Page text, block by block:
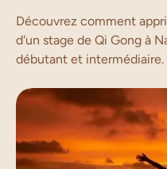
Découvrez comment
d'un stage de Qi Gong à
débutant et intermédiaire.